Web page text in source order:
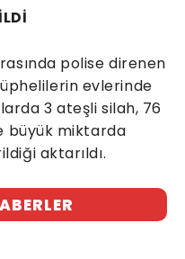
polise direnen
evlerinde
3 ateşli silah, 76
büyük miktarda
aktarıldı.